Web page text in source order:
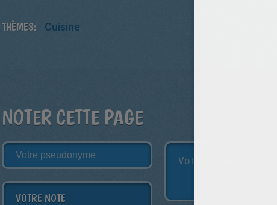
THÈMES: Cuisine
NOTER CETTE PAGE
VOTRE NOTE